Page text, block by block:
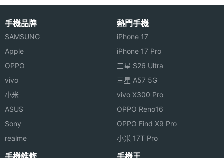
過語音、電郵或線上服務與專人聯絡。「Vertu
LIFE」為用戶提供客製化的專屬特權，可隨時在智慧
型手機直接獲悉重要事件及活動，其中包括免費進出
世界各地頂級私人會所、水療中心及健身房，並根據
榮購物體驗。
完美的娛樂體驗
Vertu Aster 搭載 Hasselblad 哈蘇認證後置式 1,300
最大通
話時間
機時間
顯示螢幕
主螢幕
手機品牌
SAMSUNG
Apple
OPPO
vivo
小米
ASUS
Sony
realme
熱門手機
iPhone 17
iPhone 17 Pro
三星 S26 Ultra
三星 A57 5G
vivo X300 Pro
OPPO Reno16
OPPO Find X9 Pro
小米 17T Pro